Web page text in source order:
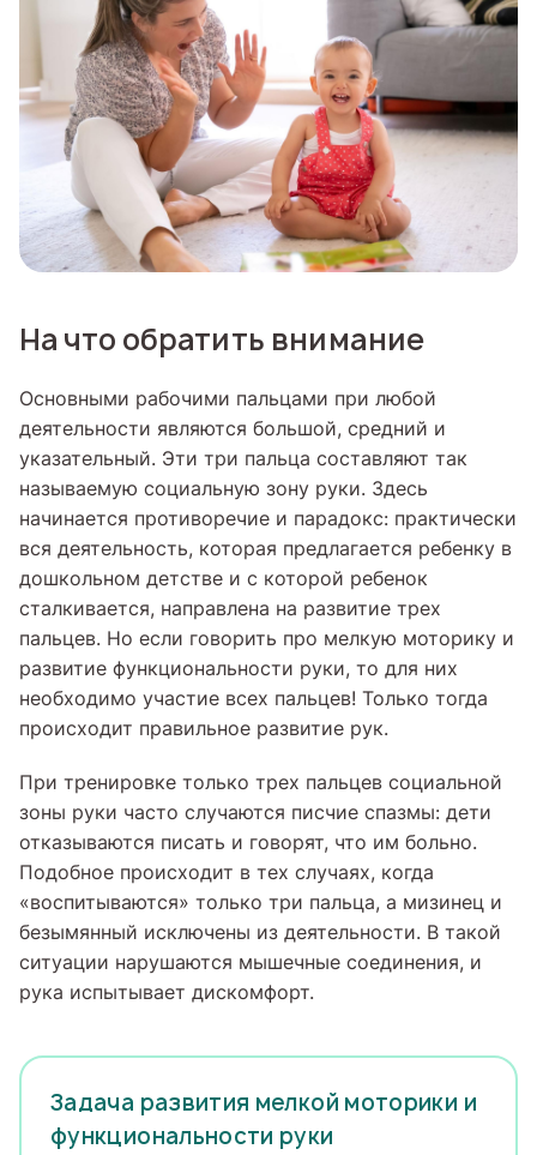
На что обратить внимание
Основными рабочими пальцами при любой
деятельности являются большой, средний и
указательный. Эти три пальца составляют так
называемую социальную зону руки. Здесь
начинается противоречие и парадокс: практически
вся деятельность, которая предлагается ребенку в
дошкольном детстве и с которой ребенок
сталкивается, направлена на развитие трех
пальцев. Но если говорить про мелкую моторику и
развитие функциональности руки, то для них
необходимо участие всех пальцев! Только тогда
происходит правильное развитие рук.
При тренировке только трех пальцев социальной
зоны руки часто случаются писчие спазмы: дети
отказываются писать и говорят, что им больно.
Подобное происходит в тех случаях, когда
«воспитываются» только три пальца, а мизинец и
безымянный исключены из деятельности. В такой
ситуации нарушаются мышечные соединения, и
рука испытывает дискомфорт.
Задача развития мелкой моторики и
функциональности руки